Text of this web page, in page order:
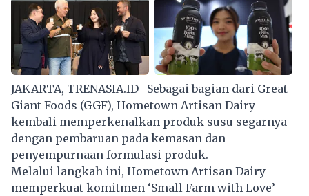
JAKARTA, TRENASIA.ID--Sebagai bagian dari Great
Giant Foods (GGF), Hometown Artisan Dairy
kembali memperkenalkan produk susu segarnya
dengan pembaruan pada kemasan dan
penyempurnaan formulasi produk.
Melalui langkah ini, Hometown Artisan Dairy
memperkuat komitmen ‘Small Farm with Love’